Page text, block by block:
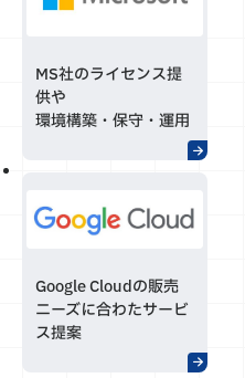
MS社のライセンス提
供や
環境構築・保守・運用
Google Cloudの販売
ニーズに合わたサービ
ス提案